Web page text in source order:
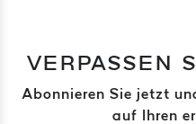
VERPASSEN
Abonnieren Sie jetzt
auf Ihren